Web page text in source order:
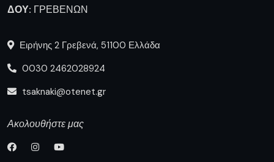
ΔΟΥ: ΓΡΕΒΕΝΩΝ
Ειρήνης 2 Γρεβενά, 51100 Ελλάδα
0030 2462028924
tsaknaki@otenet.gr
Ακολουθήστε μας